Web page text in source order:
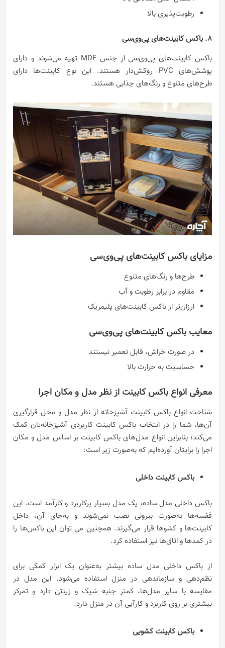
رطوبت‌پذیری بالا
8. باکس کابینت‌های پی‌وی‌سی
باکس کابینت‌های پی‌وی‌سی از جنس MDF تهیه می‌‌شوند و دارای
پوشش‌های PVC روکش‌دار هستند. این نوع کابینت‌ها دارای
طرح‌های متنوع و رنگ‌‌های جذابی هستند.
مزایای باکس کابینت‌های پی‌وی‌سی
طرح‌ها و رنگ‌های متنوع
مقاوم در برابر رطوبت و آب
ارزان‌تر از باکس کابینت‌های پلیمریک
معایب باکس کابینت‌های پی‌وی‌سی
در صورت خراش، قابل تعمیر نیستند
حساسیت به حرارت بالا
معرفی انواع باکس کابینت از نظر مدل و مکان اجرا
شناخت انواع باکس کابینت آشپزخانه از نظر مدل و محل قرارگیری
آن‌‌ها، شما را در انتخاب باکس کابینت کاربردی آشپزخانه‌تان کمک
می‌کند؛ بنابراین انواع مدل‌های باکس کابینت بر اساس مدل و مکان
اجرا را برایتان آورده‌ایم که به‌صورت زیر است:
باکس کابینت داخلی
باکس داخلی مدل ساده، یک مدل بسیار پرکاربرد و کارآمد است. این
قفسه‌ها به‌صورت بیرونی نصب نمی‌شوند و به‌جای آن، داخل
کابینت‌ها و کشوها قرار می‌گیرند. همچنین می توان این باکس‌ها را
در کمدها و اتاق‌ها نیز استفاده کرد.
از باکس داخلی مدل ساده بیشتر به‌عنوان یک ابزار کمکی برای
نظم‌دهی و سازماندهی در منزل استفاده می‌شود. این مدل در
مقایسه با سایر مدل‌ها، کمتر جنبه شیک و زینتی دارد و تمرکز
بیشتری بر روی کاربرد و کارآیی آن در منزل دارد.
باکس کابینت کشویی